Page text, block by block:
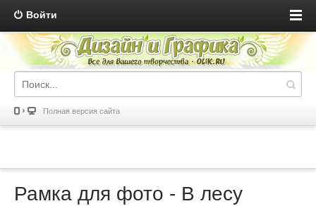
Войти
Полная версия сайта
Рамка для фото - В лесу